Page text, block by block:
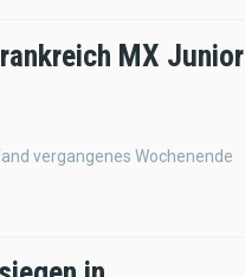
MX Junior
vergangenes Wochenende